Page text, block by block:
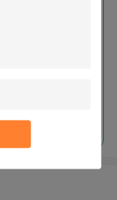
Pantone-